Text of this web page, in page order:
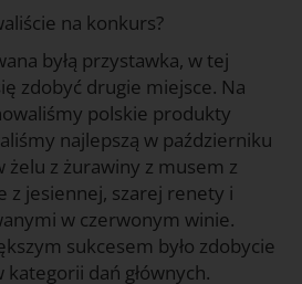
na konkurs?
byłą przystawka, w tej
zdobyć drugie miejsce. Na
polskie produkty
najlepszą w październiku
żelu z żurawiny z musem z
z jesiennej, szarej renety i
w czerwonym winie.
sukcesem było zdobycie
dań głównych.